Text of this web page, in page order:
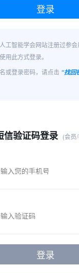
工智能学会网站注册过参
用此方式登录。
或登录密码，请点击 “找回
信验证码登录 (会员